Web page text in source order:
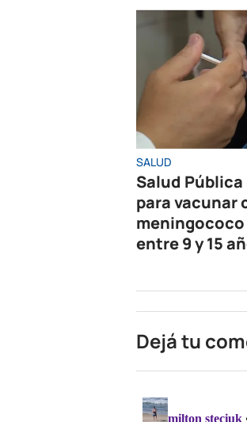
SALUD
Salud
para vacunar
meningococo
entre 9 y 15
Dejá tu